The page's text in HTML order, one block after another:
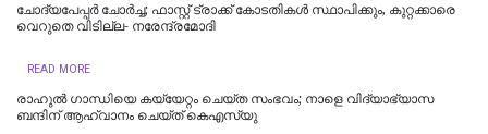
ചോദ്യപേപ്പർ ചോർച്ച; ഫാസ്റ്റ് ട്രാക്ക് കോടതികള്‍ സ്ഥാപിക്കും, കുറ്റക്കാരെ
വെറുതെ വിടില്ല- നരേന്ദ്രമോദി
READ MORE
രാഹുൽ ​ഗാന്ധിയെ കയ്യേറ്റം ചെയ്ത സംഭവം‌; നാളെ വിദ്യാഭ്യാസ
ബന്ദിന് ആഹ്വാനം ചെയ്ത് കെഎസ്‍യു